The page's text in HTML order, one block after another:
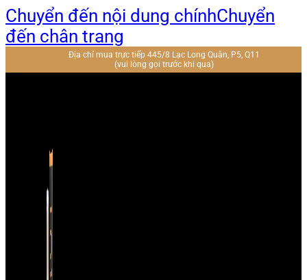
Chuyển đến nội dung chínhChuyển
đến chân trang
Địa chỉ mua trực tiếp 445/8 Lạc Long Quân, P5, Q11
(vui lòng gọi trước khi qua)